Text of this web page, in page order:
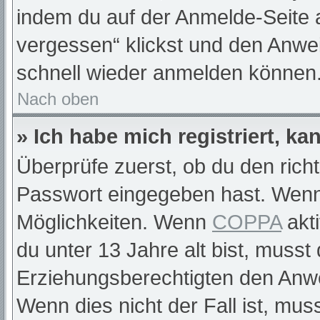
indem du auf der Anmelde-Seite
vergessen“ klickst und den
schnell wieder anmelden
Nach oben
» Ich habe mich registriert,
Überprüfe zuerst, ob du den
Passwort eingegeben hast.
Möglichkeiten. Wenn COPPA
du unter 13 Jahre alt bist,
Erziehungsberechtigten den
Wenn dies nicht der Fall ist,